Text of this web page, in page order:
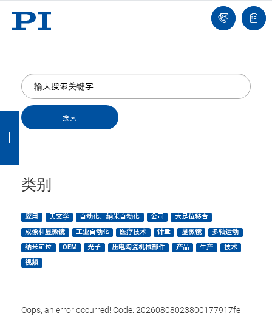
联
系
报
价
们
类别
应用 天文学 自动化、纳米自动化 公司
六足位移台
成像和显微镜
工业自动化 医疗技术 计量 显微镜
多轴运动
纳米定位
OEM 光子 压电陶瓷机械部件 产品 生产
技术
视频
Oops, an error occurred! Code: 20260808023800177917fe